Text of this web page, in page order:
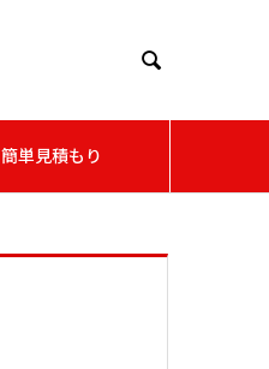

簡単見積もり